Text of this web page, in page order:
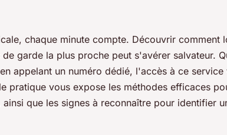
pharmacie
chaque minute compte. Découvrir comment
garde la plus proche peut s'avérer salvateur.
appelant un numéro dédié, l'accès à ce
pratique vous expose les méthodes efficaces
que les signes à reconnaître pour identifier